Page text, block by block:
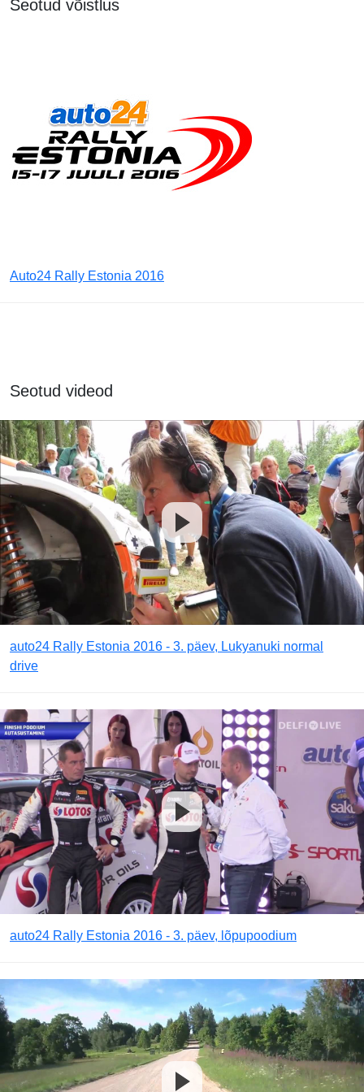
Seotud võistlus
Auto24 Rally Estonia 2016
Seotud videod
auto24 Rally Estonia 2016 - 3. päev, Lukyanuki normal
drive
auto24 Rally Estonia 2016 - 3. päev, lõpupoodium